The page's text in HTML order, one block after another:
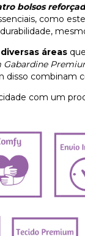
bolsos
como
áreas
Gabardine
disso combinam
com um